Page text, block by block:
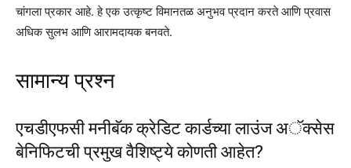
चांगला प्रकार आहे. हे एक उत्कृष्ट विमानतळ अनुभव प्रदान करते आणि प्रवास
अधिक सुलभ आणि आरामदायक बनवते.
सामान्य प्रश्न
एचडीएफसी मनीबॅक क्रेडिट कार्डच्या लाउंज अॅक्सेस
बेनिफिटची प्रमुख वैशिष्ट्ये कोणती आहेत?